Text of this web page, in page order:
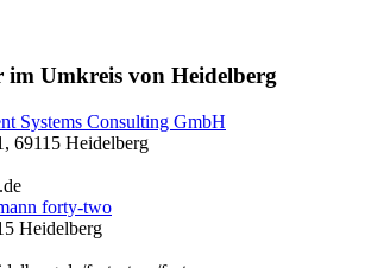
im Umkreis von Heidelberg
Systems Consulting GmbH
69115 Heidelberg
forty-two
Heidelberg